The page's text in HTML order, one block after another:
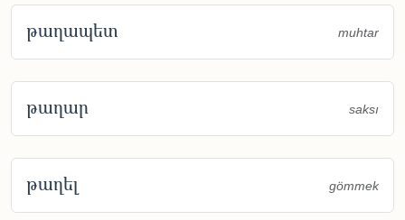
թաղապետ muhtar
թաղար saksı
թաղել gömmek